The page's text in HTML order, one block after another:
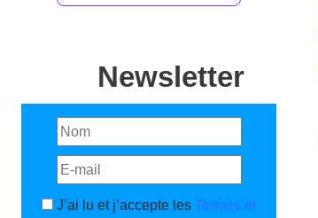
Newsletter
J’ai lu et j’accepte les Termes et